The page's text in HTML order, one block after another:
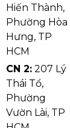
Hiến Thành,
Phường Hòa
Hưng, TP
HCM
CN 2: 207 Lý
Thái Tổ,
Phường
Vườn Lài, TP